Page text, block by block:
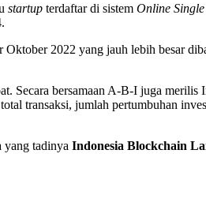
startup terdaftar di sistem Online
2022 yang jauh lebih besar
Secara bersamaan A-B-I juga
transaksi, jumlah pertumbuhan
yang tadinya Indonesia Blockchain